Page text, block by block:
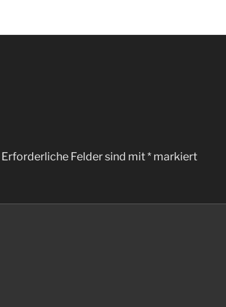
Erforderliche Felder sind mit* markiert